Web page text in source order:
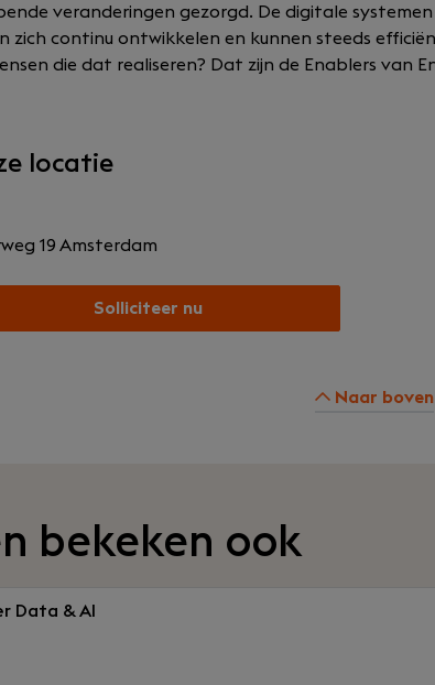
veranderingen gezorgd. De digitale
zich continu ontwikkelen en kunnen steeds
die dat realiseren? Dat zijn de Enablers van
locatie
19Amsterdam
Solliciteer nu
Naar boven
bekeken ook
Data & AI